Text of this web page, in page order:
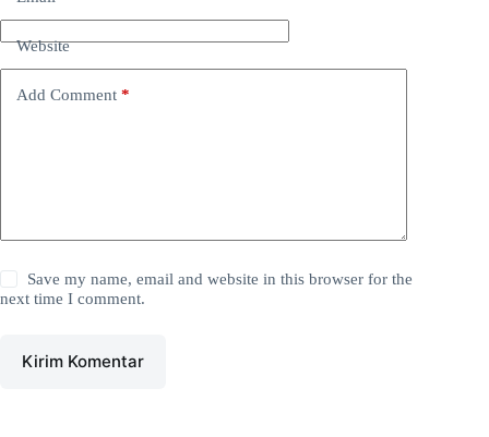
Website
Add Comment *
Save my name, email and website in this browser for the
next time I comment.
Kirim Komentar